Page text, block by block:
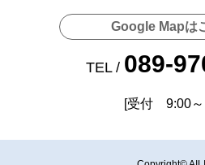
Google Mapは
TEL / 089-
[受付 9:00～